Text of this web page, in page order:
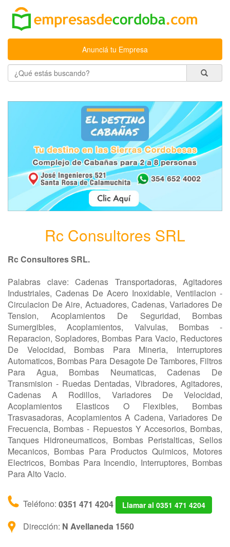
Anunciá tu Empresa
Rc Consultores SRL
Rc Consultores SRL.
Palabras clave: Cadenas Transportadoras, Agitadores
Industriales, Cadenas De Acero Inoxidable, Ventilacion -
Circulacion De Aire, Actuadores, Cadenas, Variadores De
Tension, Acoplamientos De Seguridad, Bombas
Sumergibles, Acoplamientos, Valvulas, Bombas -
Reparacion, Sopladores, Bombas Para Vacio, Reductores
De Velocidad, Bombas Para Mineria, Interruptores
Automaticos, Bombas Para Desagote De Tambores, Filtros
Para Agua, Bombas Neumaticas, Cadenas De
Transmision - Ruedas Dentadas, Vibradores, Agitadores,
Cadenas A Rodillos, Variadores De Velocidad,
Acoplamientos Elasticos O Flexibles, Bombas
Trasvasadoras, Acoplamientos A Cadena, Variadores De
Frecuencia, Bombas - Repuestos Y Accesorios, Bombas,
Tanques Hidroneumaticos, Bombas Peristalticas, Sellos
Mecanicos, Bombas Para Productos Quimicos, Motores
Electricos, Bombas Para Incendio, Interruptores, Bombas
Para Alto Vacio.
Teléfono: 0351 471 4204 Llamar al 0351 471 4204
Dirección: N Avellaneda 1560